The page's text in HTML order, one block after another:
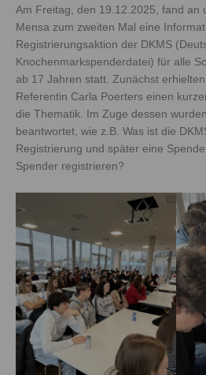
Am Freitag, den 19.12.2025, fand an
Mensa zum zweiten Mal eine
Registrierungsaktion der DKMS
Knochenmarkspenderdatei) für alle
ab 17 Jahren statt. Zunächst
Referentin Carla Poerters einen
die Thematik. Im Zuge dessen
beantwortet, wie z.B. Was ist die
Registrierung und später eine
Spender registrieren?